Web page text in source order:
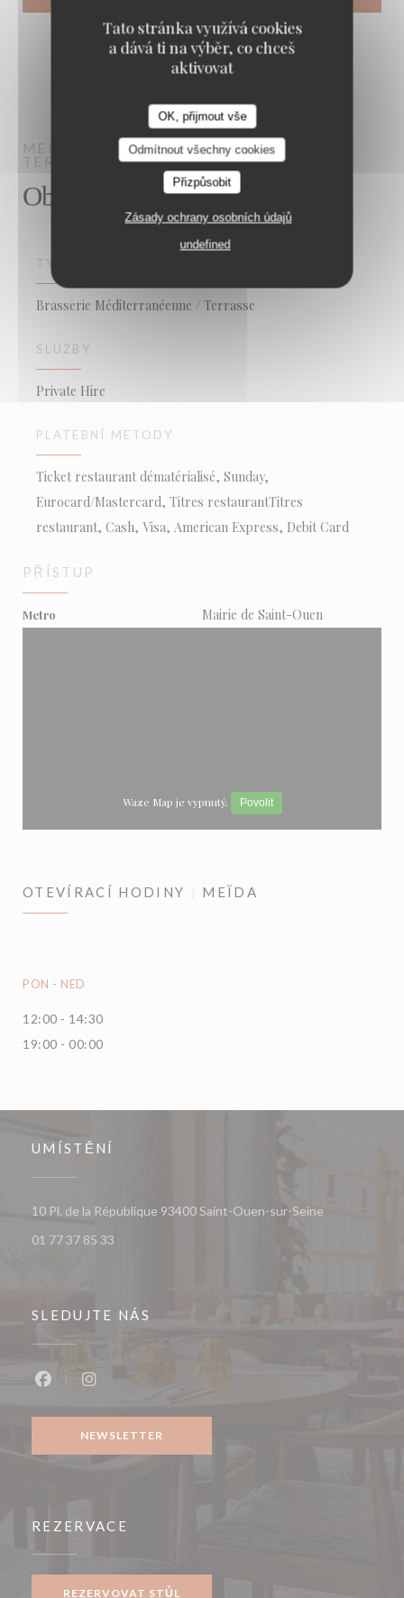
Tato stránka využívá cookies
a dává ti na výběr, co chceš
aktivovat
OK, přijmout vše
Odmítnout všechny cookies
Přizpůsobit
Zásady ochrany osobních údajů
undefined
MEÏDA
BRASSERIE MÉDITERRANÉENNE /
TERRASSE
SAINT-OUEN-SUR-SEINE
Obecné informace
TYP PODNIKU
Brasserie Méditerranéenne / Terrasse
SLUŽBY
Private Hire
PLATEBNÍ METODY
Ticket restaurant dématérialisé, Sunday,
Eurocard/Mastercard, Titres restaurantTitres
restaurant, Cash, Visa, American Express, Debit Card
PŘÍSTUP
Metro Mairie de Saint-Ouen
Waze Map je vypnutý. Povolit
OTEVÍRACÍ HODINY MEÏDA
PON - NED
12:00 - 14:30
19:00 - 00:00
UMÍSTĚNÍ
10 Pl. de la République 93400 Saint-Ouen-sur-Seine
01 77 37 85 33
SLEDUJTE NÁS
NEWSLETTER
REZERVACE
REZERVOVAT STŮL